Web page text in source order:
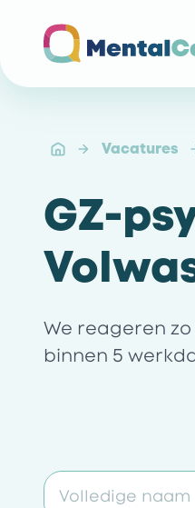
Vacatures
GZ-
We reageren
binnen 5
Volledige naam